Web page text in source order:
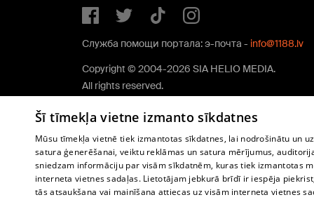
Служба помощи портала: э-почта - info@1188.lv
Copyright © 2004-2026 SIA HELIO MEDIA.
All rights reserved.
Šī tīmekļa vietne izmanto sīkdatnes
Mūsu tīmekļa vietnē tiek izmantotas sīkdatnes, lai nodrošinātu un
satura ģenerēšanai, veiktu reklāmas un satura mērījumus,
sniedzam informāciju par visām sīkdatnēm, kuras tiek izmantotas
interneta vietnes sadaļas. Lietotājam jebkurā brīdī ir iespēja
tās atsaukšana vai mainīšana attiecas uz visām interneta vietnes